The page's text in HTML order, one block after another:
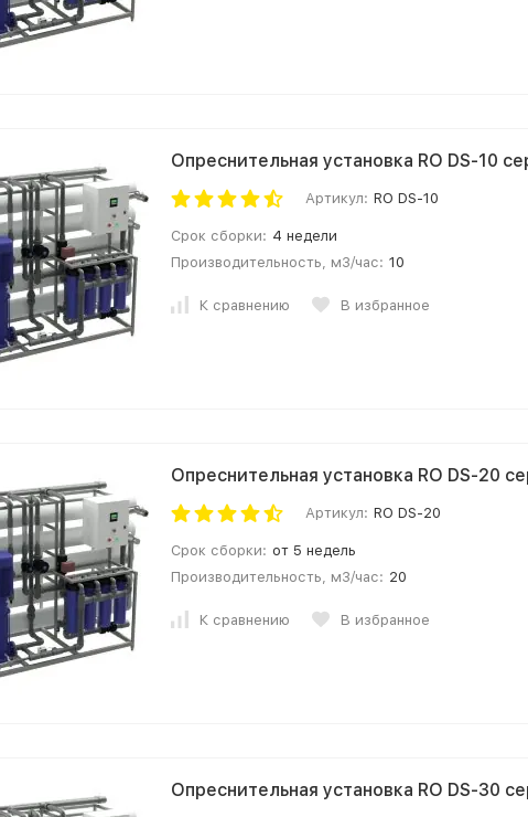
Опреснительная установка RO DS-10
Артикул: RO DS-10
Срок сборки: 4 недели
Производительность, м3/час: 10
К сравнению В избранное
Опреснительная установка RO DS-20
Артикул: RO DS-20
Срок сборки: от 5 недель
Производительность, м3/час: 20
К сравнению В избранное
Опреснительная установка RO DS-30